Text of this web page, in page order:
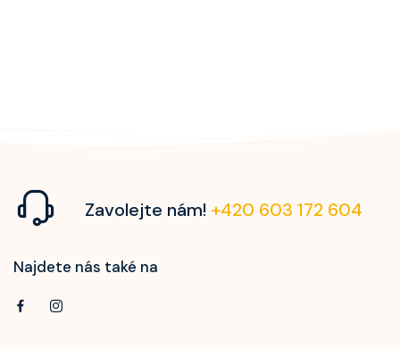
Zavolejte nám! +420 603 172 604
Najdete nás také na